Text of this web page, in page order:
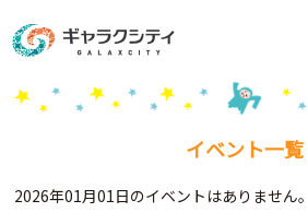
施設案内
こども
西新井
イベント一覧
2026年01月01日のイベントはありません。